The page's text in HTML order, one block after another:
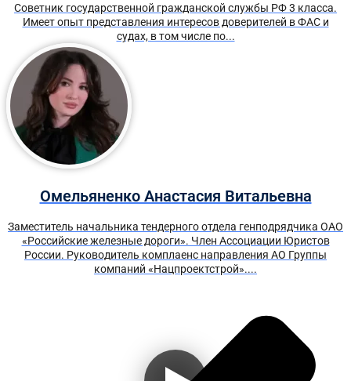
Советник государственной гражданской службы РФ 3 класса.
Имеет опыт представления интересов доверителей в ФАС и
судах, в том числе по...
Омельяненко Анастасия Витальевна
Заместитель начальника тендерного отдела генподрядчика ОАО
«Российские железные дороги». Член Ассоциации Юристов
России. Руководитель комплаенс направления АО Группы
компаний «Нацпроектстрой»....